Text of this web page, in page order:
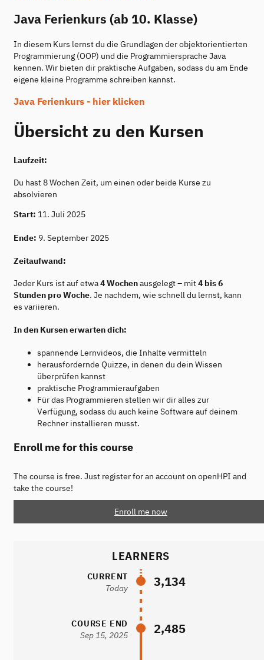
Java Ferienkurs (ab 10. Klasse)
In diesem Kurs lernst du die Grundlagen der objektorientierten
Programmierung (OOP) und die Programmiersprache Java
kennen. Wir bieten dir praktische Aufgaben, sodass du am Ende
eigene kleine Programme schreiben kannst.
Java Ferienkurs - hier klicken
Übersicht zu den Kursen
Laufzeit:
Du hast 8 Wochen Zeit, um einen oder beide Kurse zu
absolvieren
Start: 11. Juli 2025
Ende: 9. September 2025
Zeitaufwand:
Jeder Kurs ist auf etwa4 Wochenausgelegt – mit4 bis 6
Stunden pro Woche. Je nachdem, wie schnell du lernst, kann
es variieren.
In den Kursen erwarten dich:
spannende Lernvideos, die Inhalte vermitteln
herausfordernde Quizze, in denen du dein Wissen
überprüfen kannst
praktische Programmieraufgaben
Für das Programmieren stellen wir dir alles zur
Verfügung, sodass du auch keine Software auf deinem
Rechner installieren musst.
Enroll me for this course
The course is free. Just register for an account on openHPI and
take the course!
Enroll me now
LEARNERS
CURRENT
Today
3,134
COURSE END
Sep 15, 2025
2,485